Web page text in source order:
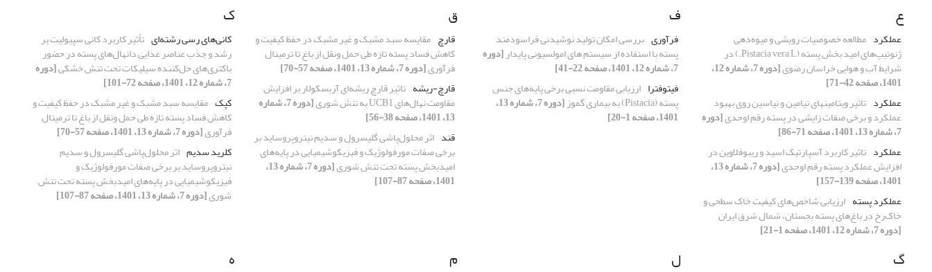
ع
عملکرد مطالعه خصوصیات رویشی و میوه‌دهی
ژنوتیپ‌های امید بخش پسته (Pistacia vera L.) در
شرایط آب و هوایی خراسان رضوی [دوره 7، شماره 12،
1401، صفحه 42-71]
عملکرد تاثیر ویتامین‏های تیامین و نیاسین روی بهبود
عملکرد و برخی صفات زایشی در پسته رقم اوحدی[دوره
7، شماره 13، 1401، صفحه 71-86]
عملکرد تاثیر کاربرد آسپارتیک اسید و ریبوفلاوین در
افزایش عملکرد پسته رقم اوحدی [دوره 7، شماره 13،
1401، صفحه 139-157]
عملکرد پسته ارزیابی شاخص‌های کیفیت خاک سطحی و
خاک‌رخ در باغ‌های پسته بجستان، شمال شرق ایران
[دوره 7، شماره 12، 1401، صفحه 1-21]
ف
فرآوری بررسی امکان تولید نوشیدنی فراسودمند
پسته با استفاده از سیستم ‏های امولسیونی پایدار[دوره
7، شماره 12، 1401، صفحه 22-41]
فیتوفترا ارزیابی مقاومت نسبی برخی پایه‌های جنس
پسته (Pistacia) به بیماری گموز [دوره 7، شماره 13،
1401، صفحه 1-20]
ق
قارچ مقایسه سبد مشبک و غیر مشبک در حفظ کیفیت و
کاهش فساد پسته تازه طی حمل ونقل از باغ تا ترمینال
فرآوری[دوره 7، شماره 13، 1401، صفحه 57-70]
قارچ-ریشه تاثیر قارچ ریشه‌ای آربسکولار بر افزایش
مقاومت نهال‌های UCB1 به تنش شوری [دوره 7، شماره
13، 1401، صفحه 38-56]
قند اثر محلول‌‌پاشی گلیسرول و سدیم ‌نیتروپروساید بر
برخی صفات مورفولوژیک و فیزیکوشیمیایی در پایه‌‌های
امید‌بخش پسته تحت تنش شوری [دوره 7، شماره 13،
1401، صفحه 87-107]
ک
کانی‌های رسی رشته‌ای تأثیر کاربرد کانی سپیولیت بر
رشد و جذب عناصر غذایی دانهال‌های پسته در حضور
باکتری‌های حل‌کننده سیلیکات تحت تنش خشکی[دوره
7، شماره 12، 1401، صفحه 72-101]
کپک مقایسه سبد مشبک و غیر مشبک در حفظ کیفیت و
کاهش فساد پسته تازه طی حمل ونقل از باغ تا ترمینال
فرآوری[دوره 7، شماره 13، 1401، صفحه 57-70]
کلرید سدیم اثر محلول‌‌پاشی گلیسرول و سدیم
‌نیتروپروساید بر برخی صفات مورفولوژیک و
فیزیکوشیمیایی در پایه‌‌های امید‌بخش پسته تحت تنش
شوری[دوره 7، شماره 13، 1401، صفحه 87-107]
گ ل م ه